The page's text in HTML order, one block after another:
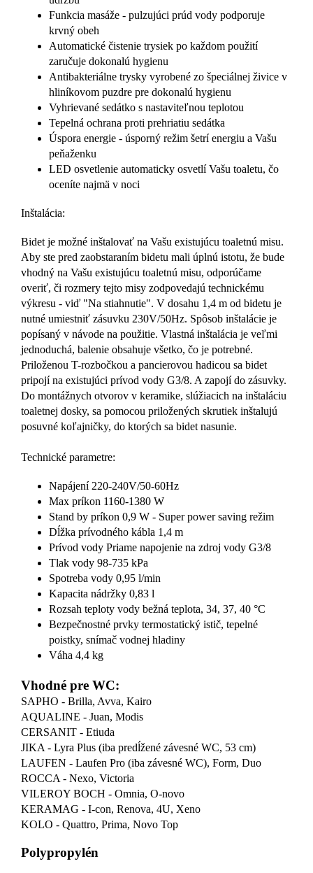
Funkcia masáže - pulzujúci prúd vody podporuje
krvný obeh
Automatické čistenie trysiek po každom použití
zaručuje dokonalú hygienu
Antibakteriálne trysky vyrobené zo špeciálnej živice v
hliníkovom puzdre pre dokonalú hygienu
Vyhrievané sedátko s nastaviteľnou teplotou
Tepelná ochrana proti prehriatiu sedátka
Úspora energie - úsporný režim šetrí energiu a Vašu
peňaženku
LED osvetlenie automaticky osvetlí Vašu toaletu, čo
oceníte najmä v noci
Inštalácia:
Bidet je možné inštalovať na Vašu existujúcu toaletnú misu.
Aby ste pred zaobstaraním bidetu mali úplnú istotu, že bude
vhodný na Vašu existujúcu toaletnú misu, odporúčame
overiť, či rozmery tejto misy zodpovedajú technickému
výkresu - viď "Na stiahnutie". V dosahu 1,4 m od bidetu je
nutné umiestniť zásuvku 230V/50Hz. Spôsob inštalácie je
popísaný v návode na použitie. Vlastná inštalácia je veľmi
jednoduchá, balenie obsahuje všetko, čo je potrebné.
Priloženou T-rozbočkou a pancierovou hadicou sa bidet
pripojí na existujúci prívod vody G3/8. A zapojí do zásuvky.
Do montážnych otvorov v keramike, slúžiacich na inštaláciu
toaletnej dosky, sa pomocou priložených skrutiek inštalujú
posuvné koľajničky, do ktorých sa bidet nasunie.
Technické parametre:
Napájení 220-240V/50-60Hz
Max príkon 1160-1380 W
Stand by príkon 0,9 W - Super power saving režim
Dĺžka prívodného kábla 1,4 m
Prívod vody Priame napojenie na zdroj vody G3/8
Tlak vody 98-735 kPa
Spotreba vody 0,95 l/min
Kapacita nádržky 0,83 l
Rozsah teploty vody bežná teplota, 34, 37, 40 °C
Bezpečnostné prvky termostatický istič, tepelné
poistky, snímač vodnej hladiny
Váha 4,4 kg
Vhodné pre WC:
SAPHO - Brilla, Avva, Kairo
AQUALINE - Juan, Modis
CERSANIT - Etiuda
JIKA - Lyra Plus (iba predĺžené závesné WC, 53 cm)
LAUFEN - Laufen Pro (iba závesné WC), Form, Duo
ROCCA - Nexo, Victoria
VILEROY BOCH - Omnia, O-novo
KERAMAG - I-con, Renova, 4U, Xeno
KOLO - Quattro, Prima, Novo Top
Polypropylén